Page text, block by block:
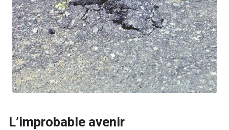
L’improbable avenir